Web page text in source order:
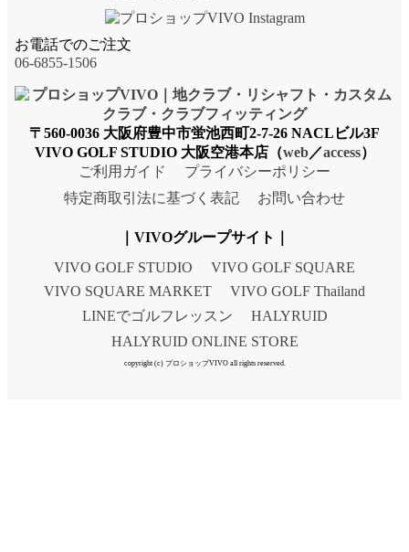
お電話でのご注文
06-6855-1506
〒560-0036 大阪府豊中市蛍池西町2-7-26 NACLビル3F
VIVO GOLF STUDIO 大阪空港本店（web／access）
ご利用ガイド
プライバシーポリシー
特定商取引法に基づく表記
お問い合わせ
｜VIVOグループサイト｜
VIVO GOLF STUDIO
VIVO GOLF SQUARE
VIVO SQUARE MARKET
VIVO GOLF Thailand
LINEでゴルフレッスン
HALYRUID
HALYRUID ONLINE STORE
copyright (c) プロショップVIVO all rights reserved.